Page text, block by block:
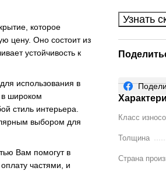
которое
цену. Оно состоит из
устойчивость к
использования в
широком
стиль интерьера.
выбором для
Вам помогут в
частями, и
Узнать
Класс
Толщина
Страна